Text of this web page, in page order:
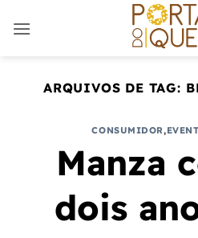
ARQUIVOS DE TAG:
CONSUMIDOR,
Manza
dois